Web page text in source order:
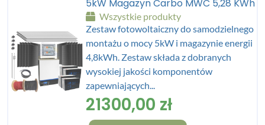
5kW Magazyn Carbo MWC 5,28 KWh
Wszystkie produkty
Zestaw fotowoltaiczny do samodzielnego
montażu o mocy 5kW i magazynie energii
4,8kWh. Zestaw składa z dobranych
wysokiej jakości komponentów
zapewniających...
21300,00 zł